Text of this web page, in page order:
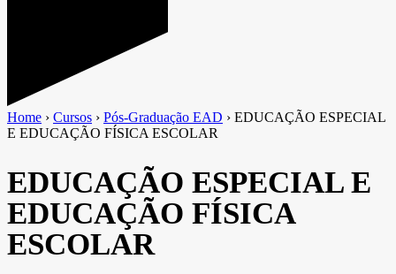
Home › Cursos › Pós-Graduação EAD › EDUCAÇÃO ESPECIAL
E EDUCAÇÃO FÍSICA ESCOLAR
EDUCAÇÃO ESPECIAL E
EDUCAÇÃO FÍSICA
ESCOLAR